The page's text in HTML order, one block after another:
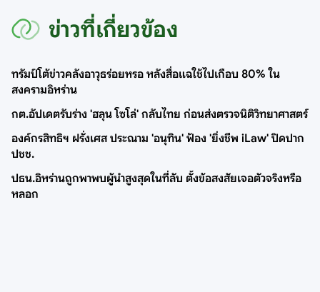
ข่าวที่เกี่ยวข้อง
ทรัมป์โต้ข่าวคลังอาวุธร่อยหรอ หลังสื่อแฉใช้ไปเกือบ 80% ใน
สงครามอิหร่าน
กต.อัปเดตรับร่าง 'ฮลุน โซโล่' กลับไทย ก่อนส่งตรวจนิติวิทยาศาสตร์
องค์กรสิทธิฯ ฝรั่งเศส ประณาม 'อนุทิน' ฟ้อง 'ยิ่งชีพ iLaw' ปิดปาก
ปชช.
ปธน.อิหร่านถูกพาพบผู้นำสูงสุดในที่ลับ ตั้งข้อสงสัยเจอตัวจริงหรือ
หลอก